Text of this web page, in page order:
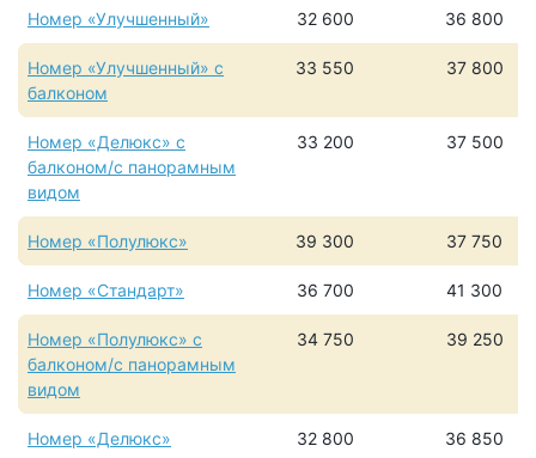
Номер «Улучшенный» 32 600 36 800
Номер «Улучшенный» с
балконом
33 550 37 800
Номер «Делюкс» с
балконом/с панорамным
видом
33 200 37 500
Номер «Полулюкс» 39 300 37 750
Номер «Стандарт» 36 700 41 300
Номер «Полулюкс» с
балконом/с панорамным
видом
34 750 39 250
Номер «Делюкс» 32 800 36 850